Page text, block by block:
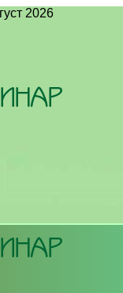
2026